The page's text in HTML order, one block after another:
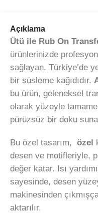
Açıklama
Ütü ile Rub On
ürünlerinizde
sağlayan, Türkiye’de
bir süsleme kağıdıdır.
bu ürün, geleneksel
olarak yüzeyle
pürüzsüz bir doku
Bu özel tasarım, özel
desen ve motifleriyle,
değer katar. Isı
sayesinde, desen
makinesinden
aktarılır.